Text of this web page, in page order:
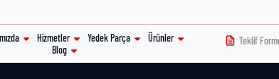
Hizmetler Yedek Parça
Ürünler
Blog
Teklif